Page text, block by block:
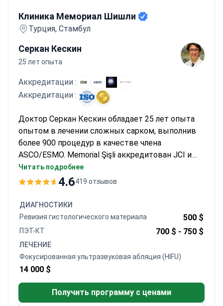
Клиника Мемориал Шишли
Турция, Стамбул
Серкан Кескин
25 лет опыта
Аккредитации :
Аккредитации :
Доктор Серкан Кескин обладает 25 лет опыта
опытом в лечении сложных сарком, выполнив
более 900 процедур в качестве члена
ASCO/ESMO. Memorial Şişli аккредитован JCI и
связан с Johns Hopkins. Диагностика начинается
от $220 за консультацию онколога и может
включает химиотерапию от $3500 за цикл и
органосохраняющую операцию с модульным
протезом, которая обычно стоит $10200 и
госпитализацию.
Читать подробнее
4.6419 отзывов
ДИАГНОСТИКИ
Ревизия гистологического материала
500 $
ПЭТ-КТ 700 $ - 750 $
ЛЕЧЕНИЕ
Фокусированная ультразвуковая абляция (HIFU)
14 000 $
Получить программу с ценами